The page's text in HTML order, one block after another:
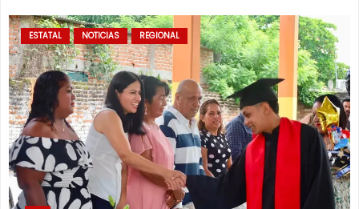
ESTATAL NOTICIAS REGIONAL